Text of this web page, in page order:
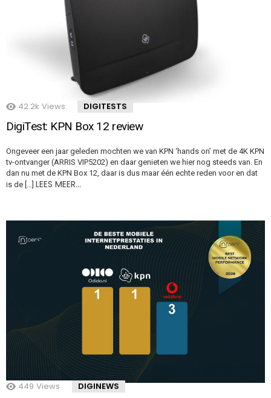
42.2k Views DIGITESTS
DigiTest: KPN Box 12 review
Ongeveer een jaar geleden mochten we van KPN ‘hands on’ met de 4K KPN
tv-ontvanger (ARRIS VIP5202) en daar genieten we hier nog steeds van. En
dan nu met de KPN Box 12, daar is dus maar één echte reden voor en dat
is de […] LEES MEER…
449 Views DIGINEWS